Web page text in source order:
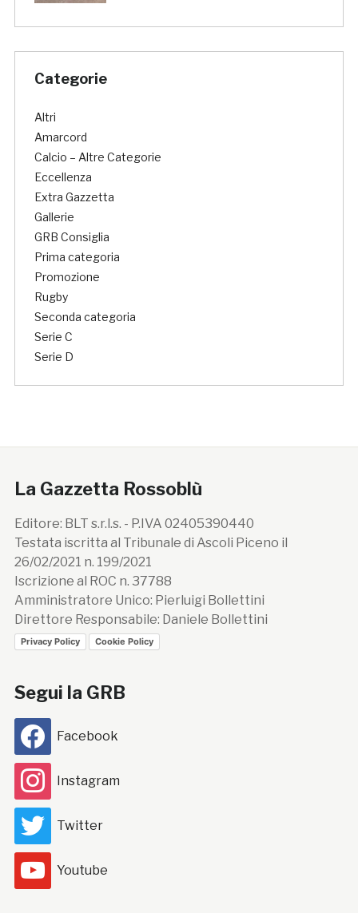
Categorie
Altri
Amarcord
Calcio – Altre Categorie
Eccellenza
Extra Gazzetta
Gallerie
GRB Consiglia
Prima categoria
Promozione
Rugby
Seconda categoria
Serie C
Serie D
La Gazzetta Rossoblù
Editore: BLT s.r.l.s. - P.IVA 02405390440
Testata iscritta al Tribunale di Ascoli Piceno il
26/02/2021 n. 199/2021
Iscrizione al ROC n. 37788
Amministratore Unico: Pierluigi Bollettini
Direttore Responsabile: Daniele Bollettini
Privacy Policy Cookie Policy
Segui la GRB
Facebook
Instagram
Twitter
Youtube